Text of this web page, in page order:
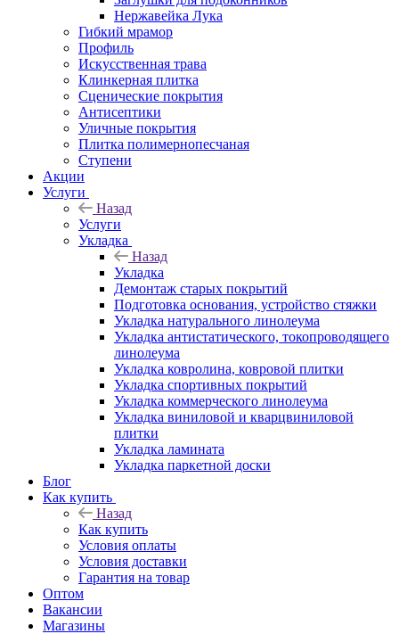
Нержавейка Лука
Гибкий мрамор
Профиль
Искусственная трава
Клинкерная плитка
Сценические покрытия
Антисептики
Уличные покрытия
Плитка полимернопесчаная
Ступени
Акции
Услуги
Назад
Услуги
Укладка
Назад
Укладка
Демонтаж старых покрытий
Подготовка основания, устройство стяжки
Укладка натурального линолеума
Укладка антистатического, токопроводящего
линолеума
Укладка ковролина, ковровой плитки
Укладка спортивных покрытий
Укладка коммерческого линолеума
Укладка виниловой и кварцвиниловой
плитки
Укладка ламината
Укладка паркетной доски
Блог
Как купить
Назад
Как купить
Условия оплаты
Условия доставки
Гарантия на товар
Оптом
Вакансии
Магазины